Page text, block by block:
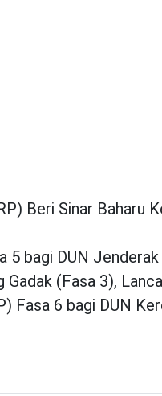
Beri Sinar
5 bagi DUN
(Fasa 3),
Fasa 6 bagi DUN